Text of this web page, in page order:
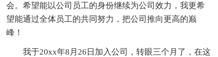
会。希望能以公司员工的身份继续为公司效力，我更希
望能通过全体员工的共同努力，把公司推向更高的巅
峰！
我于20xx年8月26日加入公司，转眼三个月了，在这